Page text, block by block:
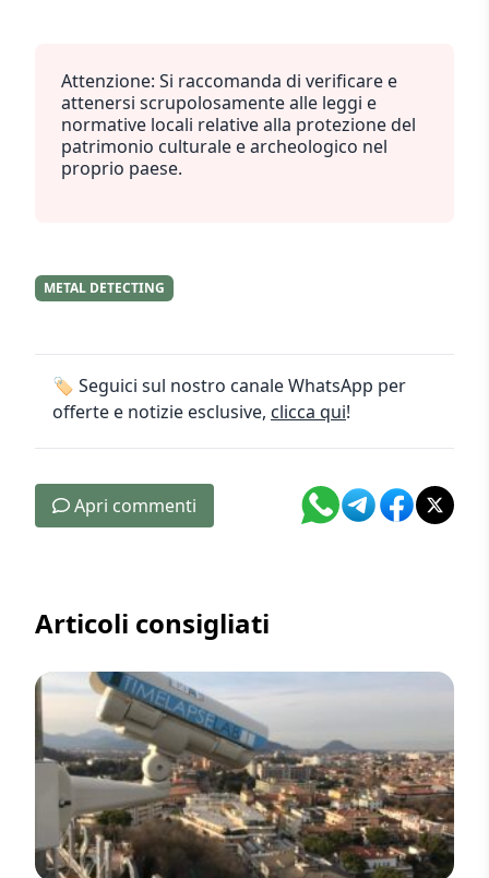
Attenzione: Si raccomanda di verificare e
attenersi scrupolosamente alle leggi e
normative locali relative alla protezione del
patrimonio culturale e archeologico nel
proprio paese.
METAL DETECTING
🏷️ Seguici sul nostro canale WhatsApp per
offerte e notizie esclusive, clicca qui!
Apri commenti
Articoli consigliati